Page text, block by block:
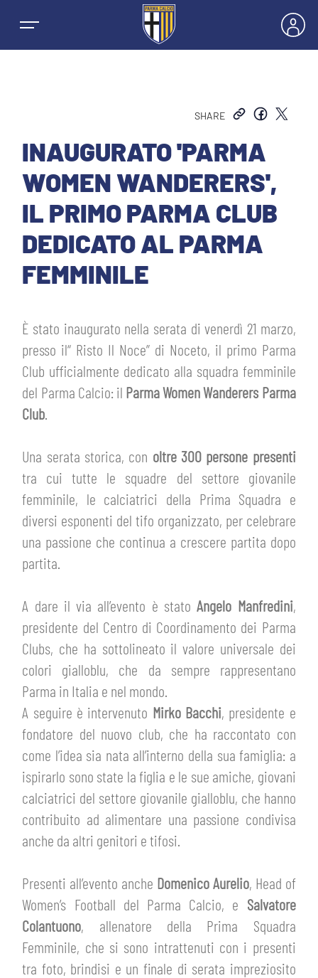
NEWS
SQUADRE
PRIMA SQUADRA MASCHILE
PRIMA SQUADRA FEMMINILE
GIOVANILE FEMMINILE
STAGIONE
MASCHILE
FEMMINILE
HOSPITALITY
MUSEUM CLUB EXPERIENCE
BIGLIETTI
ABBONAMENTI
INFO BIGLIETTI
TARDINI CARD
INFORMAZIONI ACCREDITI
TRASFERTE
SHOP
IL CLUB
ORGANIGRAMMA
STORIA
MUTTI TRAINING CENTER
STORE
MUSEO
SLO
LAVORA CON NOI
INFORMATIVA FINANZIARIA
FLASH NEWS
MEDIA
CSR
ACADEMY
LEGENDS
PARTNER
SHARE
INAUGURATO 'PARMA
WOMEN WANDERERS',
IL PRIMO PARMA CLUB
DEDICATO AL PARMA
FEMMINILE
È stato inaugurato nella serata di venerdì 21 marzo,
presso il“ Risto Il Noce” di Noceto, il primo Parma
Club ufficialmente dedicato alla squadra femminile
del Parma Calcio: il Parma Women Wanderers Parma
Club
Una serata storica, con oltre 300 persone presenti
tra cui tutte le squadre del settore giovanile
femminile, le calciatrici della Prima Squadra e
diversi esponenti del tifo organizzato, per celebrare
una passione che continua a crescere partita dopo
partita.
A dare il via all’evento è statoAngelo Manfredini,
presidente del Centro di Coordinamento dei Parma
Clubs, che ha sottolineato il valore universale dei
colori gialloblu, che da sempre rappresentano
Parma in Italia e nel mondo.
A seguire è intervenuto Mirko Bacchi, presidente e
fondatore del nuovo club, che ha raccontato con
come l’idea sia nata all’interno della sua famiglia: a
ispirarlo sono state la figlia e le sue amiche, giovani
calciatrici del settore giovanile gialloblu, che hanno
contribuito ad alimentare una passione condivisa
anche da altri genitori e tifosi.
Presenti all’evento anche Domenico Aurelio, Head of
Women’s Football del Parma Calcio, e Salvatore
Colantuono, allenatore della Prima Squadra
Femminile, che si sono intrattenuti con i presenti
tra foto, brindisi e un finale di serata impreziosito